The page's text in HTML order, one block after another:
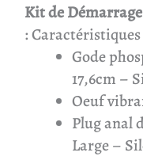
Kit de
: Caractéristiques
Gode
17,6cm –
Oeuf
Plug anal
Large –